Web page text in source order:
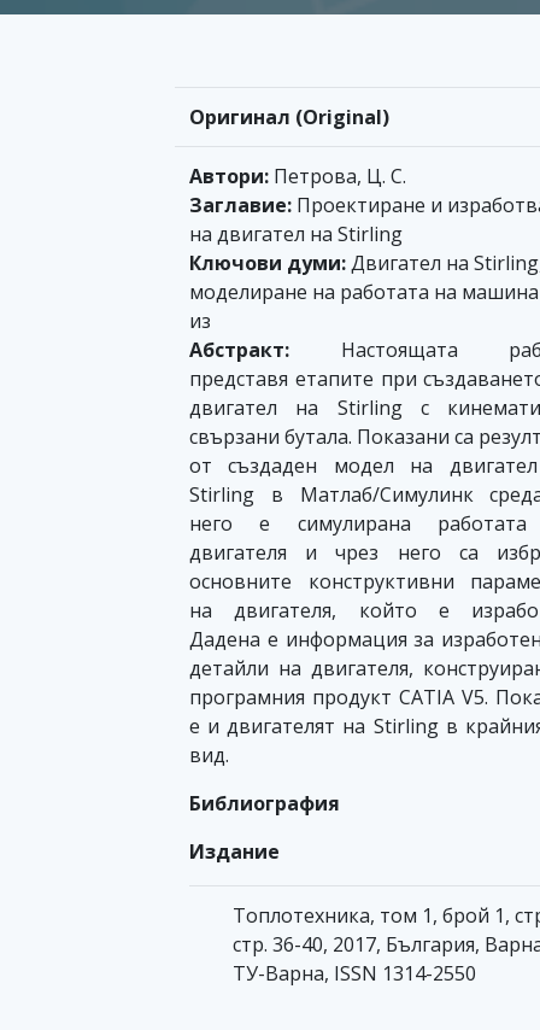
Оригинал (Original)
Автори: Петрова, Ц. С.
Заглавие: Проектиране и
на двигател на Stirling
Ключови думи:Двигател на
моделиране на работата на
из
Абстракт: Настоящата
представя етапите при
двигател на Stirling с
свързани бутала. Показани са
от създаден модел на
Stirling в Матлаб/Симулинк
него е симулирана
двигателя и чрез него са
основните конструктивни
на двигателя, който е
Дадена е информация за
детайли на двигателя,
програмния продукт CATIA V5.
е и двигателят на Stirling в
вид.
Библиография
Издание
Топлотехника, том 1, брой 1,
стр. 36-40, 2017, България,
ТУ-Варна, ISSN 1314-2550